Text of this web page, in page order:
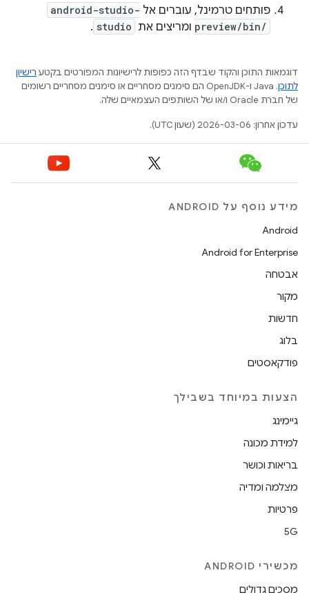
פותחים טרמינל, עוברים אל android-studio-
preview/bin/ ומריצים את studio
.
דוגמאות התוכן והקוד שבדף הזה כפופות לרישיונות המפורטים בקטע רישיון
לתוכן
.‏ Java ו-OpenJDK הם סימנים מסחריים או סימנים מסחריים רשומים
של חברת Oracle ו/או של השותפים העצמאיים שלה.
עדכון אחרון: 2026-03-06 (שעון UTC).
מידע נוסף על ANDROID
Android
Android for Enterprise
אבטחה
מקור
חדשות
בלוג
פודקאסטים
הצעות במיוחד בשבילך
גיימינג
למידת מכונה
בריאות וכושר
מצלמה ומדיה
פרטיות
5G
מכשירי ANDROID
מסכים גדולים